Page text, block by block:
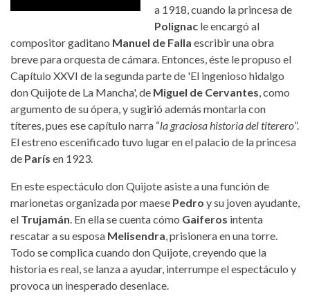
a 1918, cuando la princesa de
Polignac le encargó al
compositor gaditano Manuel de Falla escribir una obra
breve para orquesta de cámara. Entonces, éste le propuso el
Capítulo XXVI de la segunda parte de 'El ingenioso hidalgo
don Quijote de La Mancha', de Miguel de Cervantes , como
argumento de su ópera, y sugirió además montarla con
títeres, pues ese capítulo narra “la graciosa historia del titerero”.
El estreno escenificado tuvo lugar en el palacio de la princesa
de París en 1923.
En este espectáculo don Quijote asiste a una función de
marionetas organizada por maese Pedro y su joven ayudante,
el Trujamán . En ella se cuenta cómo Gaiferos intenta
rescatar a su esposa Melisendra , prisionera en una torre.
Todo se complica cuando don Quijote, creyendo que la
historia es real, se lanza a ayudar, interrumpe el espectáculo y
provoca un inesperado desenlace.